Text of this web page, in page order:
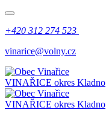
+420 312 274 523
vinarice@volny.cz
VINAŘICE okres Kladno
VINAŘICE okres Kladno